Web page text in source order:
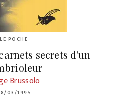
LE POCHE
secrets d'un
Brussolo
03/1995